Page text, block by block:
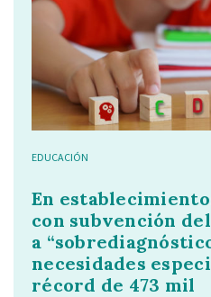
EDUCACIÓN
En
con subvención
a
necesidades
récord de 473 mil